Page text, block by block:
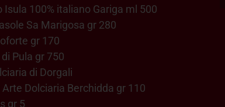
100% italiano Gariga ml 500
Sa Marigosa gr 280
gr 170
Pula gr 750
di Dorgali
Dolciaria Berchidda gr 110
gr 5